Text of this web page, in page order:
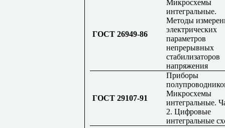
ГОСТ 26949-86
Микросхемы
интегральные.
Методы
электрических
параметров
непрерывных
стабилизаторов
напряжения
ГОСТ 29107-91
Приборы
Микросхемы
интегральные.
2. Цифровые
интегральные